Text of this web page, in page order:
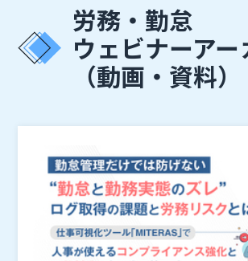
労務・勤怠
ウェビナーア
（動画・資料）